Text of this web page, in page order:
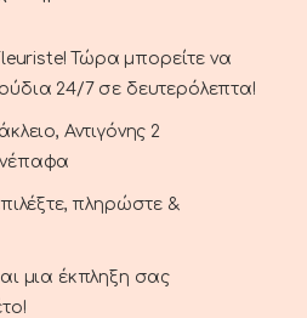
Τώρα μπορείτε να
24/7 σε δευτερόλεπτα!
Αντιγόνης 2
πληρώστε &
μια έκπληξη σας